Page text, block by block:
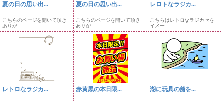
夏の日の思い出...
こちらのページを開いて頂き
ありが...
夏の日の思い出...
こちらのページを開いて頂き
ありが...
レロトなラジカ...
こちらはレトロなラジカセを
イメー...
レトロなラジカ... 赤黄黒の本日限... 湖に玩具の船を...